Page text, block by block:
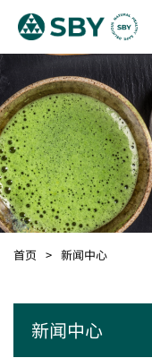
首页 > 新闻中心
新闻中心